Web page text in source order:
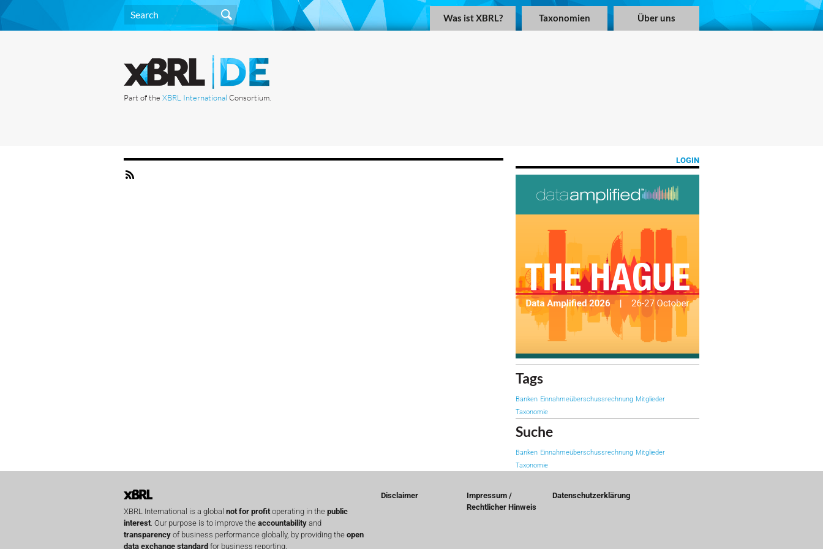
Was ist XBRL? Taxonomien Über uns
Part of the XBRL International Consortium.
LOGIN
Tags
Banken Einnahmeüberschussrechnung Mitglieder
Taxonomie
Suche
Banken Einnahmeüberschussrechnung Mitglieder
Taxonomie
XBRL International is a global not for profitoperating in the public
interest. Our purpose is to improve the accountability and
transparency of business performance globally, by providing the open
data exchange standard for business reporting.
Disclaimer
Impressum /
Rechtlicher Hinweis
Datenschutzerklärung